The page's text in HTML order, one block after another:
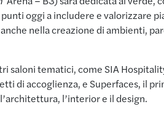
oggi a includere e valorizzare
nella creazione di ambienti,
saloni tematici, come SIA
di accoglienza, e Superfaces, il
l’interior e il design.